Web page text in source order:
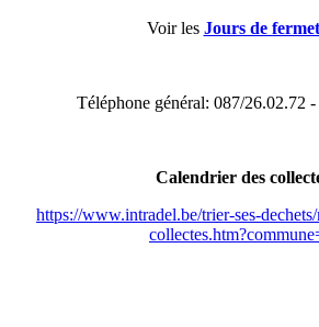
Voir les Jours de
Téléphone général: 087/26.02.72 -
Calendrier des
https://www.intradel.be/trier-ses-